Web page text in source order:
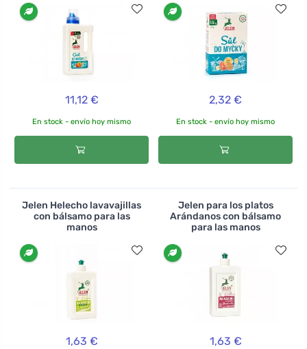
11,12 €
En stock - envío hoy mismo
2,32 €
En stock - envío hoy mismo
Jelen Helecho lavavajillas
con bálsamo para las
manos
1,63 €
Jelen para los platos
Arándanos con bálsamo
para las manos
1,63 €